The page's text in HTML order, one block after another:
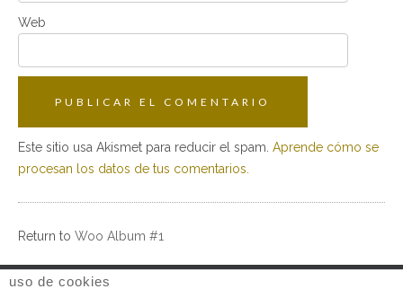
Web
Este sitio usa Akismet para reducir el spam. Aprende cómo se
procesan los datos de tus comentarios.
Return to Woo Album #1
uso de cookies